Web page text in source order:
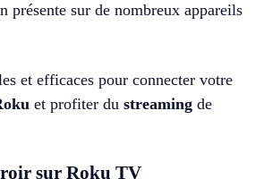
présente sur de nombreux appareils
et efficaces pour connecter votre
et profiter du streaming de
sur Roku TV